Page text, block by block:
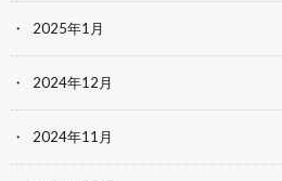
2025年1月
2024年12月
2024年11月